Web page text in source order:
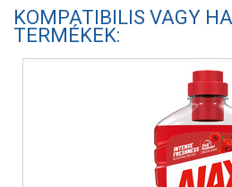
KOMPATIBILIS VAGY
TERMÉKEK: